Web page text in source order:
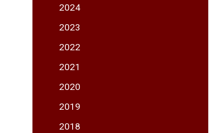
2024
2023
2022
2021
2020
2019
2018